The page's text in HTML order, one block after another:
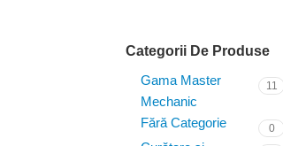
Categorii De Produse
Gama Master
Mechanic
11
Fără Categorie 0